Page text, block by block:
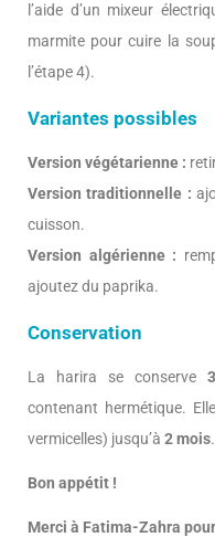
l’aide d’un mixeur
marmite pour cuire la
l’étape 4).
Variantes possibles
Version végétarienne :
Version traditionnelle :
cuisson.
Version algérienne :
ajoutez du paprika.
Conservation
La harira se conserve
contenant hermétique.
vermicelles) jusqu’à 2 mois.
Bon appétit !
Merci à Fatima-Zahra